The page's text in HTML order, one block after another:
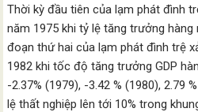
Thời kỳ đầu tiên của lạm phát đình
năm 1975 khi tỷ lệ tăng trưởng hàng
đoạn thứ hai của lạm phát đình trệ
1982 khi tốc độ tăng trưởng GDP
-2.37% (1979), -3.42 % (1980), 2.79
lệ thất nghiệp lên tới 10% trong